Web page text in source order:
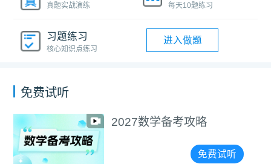
真题实战演练 每天10题练习
习题练习
核心知识点练习
进入做题
免费试听
2027数学备考攻略
免费试听